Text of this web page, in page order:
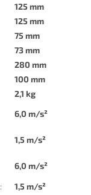
125 mm
125 mm
75 mm
73 mm
280 mm
100 mm
2,1 kg
6,0 m/s²
1,5 m/s²
6,0 m/s²
: 1,5 m/s²